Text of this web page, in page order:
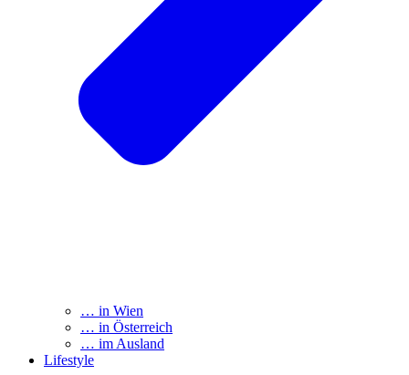
… in Wien
… in Österreich
… im Ausland
Lifestyle